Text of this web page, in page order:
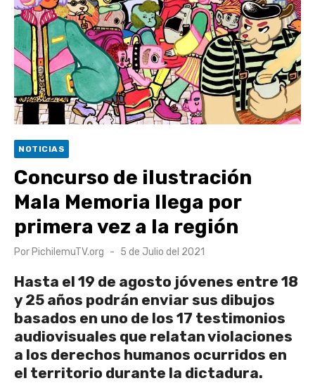
Retrospectiva 2026 | Capítulo 03: lessons on flight – Cecilia
Araneda
Cantor Popular Raúl Acevedo celebra 50 años de carrera en
Pichilemu
Cóctel de Sábado: Sistema frontal en Pichilemu junto al
alcalde Roberto Córdova
esterilización de mascotas
NOTICIAS
Concurso de ilustración
Mala Memoria llega por
primera vez a la región
Por PichilemuTV.org
Publicado
5 de Julio del 2021
Hasta el 19 de agosto jóvenes entre 18
y 25 años podrán enviar sus dibujos
basados en uno de los 17 testimonios
audiovisuales que relatan violaciones
a los derechos humanos ocurridos en
el territorio durante la dictadura.